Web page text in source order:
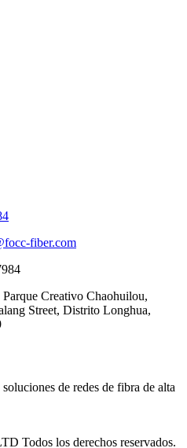
fiber.com
Creativo Chaohuilou,
Street, Distrito Longhua,
de redes de fibra de alta
Todos los derechos reservados.